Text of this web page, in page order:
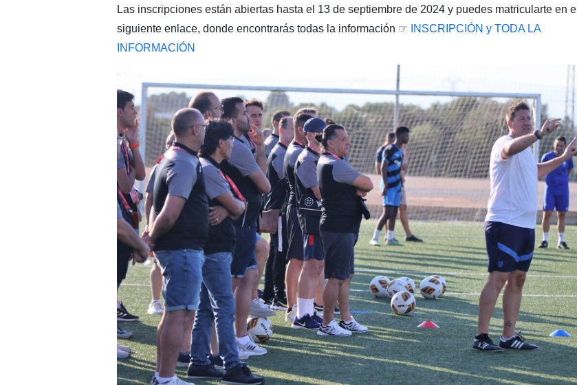
Las inscripciones están abiertas hasta el 13 de septiembre de 2024 y puedes matricularte en el
siguiente enlace, donde encontrarás todas la información ☞
INSCRIPCIÓN y TODA LA
INFORMACIÓN